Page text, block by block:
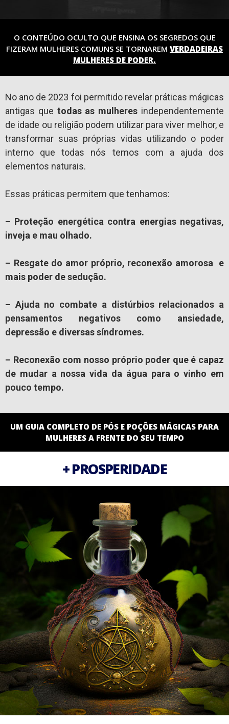
O CONTEÚDO OCULTO QUE ENSINA OS SEGREDOS QUE
FIZERAM MULHERES COMUNS SE TORNAREM VERDADEIRAS
MULHERES DE PODER.
No ano de 2023 foi permitido revelar práticas mágicas
antigas que todas as mulheres independentemente
de idade ou religião podem utilizar para viver melhor, e
transformar suas próprias vidas utilizando o poder
interno que todas nós temos com a ajuda dos
elementos naturais.
Essas práticas permitem que tenhamos:
– Proteção energética contra energias negativas,
inveja e mau olhado.
– Resgate do amor próprio, reconexão amorosa e
mais poder de sedução.
– Ajuda no combate a distúrbios relacionados a
pensamentos negativos como ansiedade,
depressão e diversas síndromes.
– Reconexão com nosso próprio poder que é capaz
de mudar a nossa vida da água para o vinho em
pouco tempo.
UM GUIA COMPLETO DE PÓS E POÇÕES MÁGICAS PARA
MULHERES A FRENTE DO SEU TEMPO
+ PROSPERIDADE